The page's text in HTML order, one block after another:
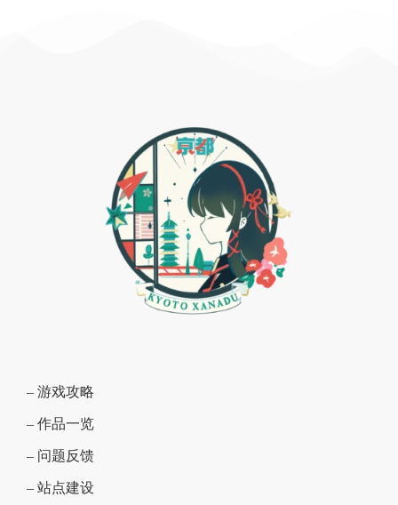
– 游戏攻略
– 作品一览
– 问题反馈
– 站点建设